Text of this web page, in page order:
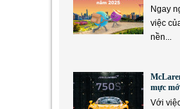
Ngay
việc
nền...
mực
Với